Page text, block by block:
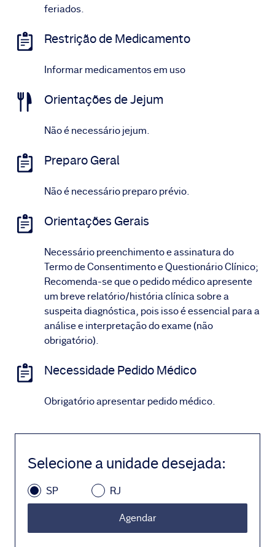
feriados.
Restrição de Medicamento
Informar medicamentos em uso
Orientações de Jejum
Não é necessário jejum.
Preparo Geral
Não é necessário preparo prévio.
Orientações Gerais
Necessário preenchimento e assinatura do
Termo de Consentimento e Questionário Clínico;
Recomenda-se que o pedido médico apresente
um breve relatório/história clínica sobre a
suspeita diagnóstica, pois isso é essencial para a
análise e interpretação do exame (não
obrigatório).
Necessidade Pedido Médico
Obrigatório apresentar pedido médico.
Selecione a unidade desejada:
SP RJ
Agendar